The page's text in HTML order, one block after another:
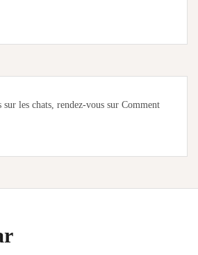
les chats, rendez-vous sur Comment